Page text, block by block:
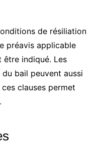
de résiliation
préavis applicable
indiqué. Les
bail peuvent aussi
clauses permet